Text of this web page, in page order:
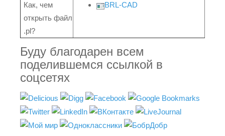
Как, чем
открыть файл
.pl?
BRL-CAD
Буду благодарен всем
поделившемся ссылкой в
соцсетях